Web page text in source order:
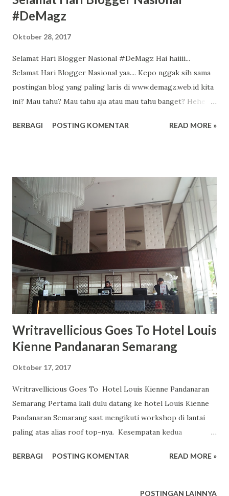
#DeMagz
Oktober 28, 2017
Selamat Hari Blogger Nasional #DeMagz Hai haiiii...
Selamat Hari Blogger Nasional yaa.... Kepo nggak sih sama
postingan blog yang paling laris di www.demagz.web.id kita
ini? Mau tahu? Mau tahu aja atau mau tahu banget? Hehe Ini
dan terbanyak pengunjungnya yaa.
demak.html http://www.demagz.web.id/2017/10/semarak-
hari-santri-di-nusantara.html
http://www.demagz.web.id/2017/10/ide-ide-jenius-dari-
six-words.html
http://www.demagz.web.id/2012/07/berjalan-menembus-
http://www.demagz.web.id/2017/10/sarasehan-
budayawan-nguri-uri-budaya.html So, bisa lihat polanya
dengan lebih jelas nggak sekarang? Kayaknya pembaca
DeMagz cenderung suka yang berbau budaya, kesantrian,
yang jenius-jenius dan yang menembus batas ya. Oke, kita
ulang kesuksesannya dengan mempost...
BERBAGI POSTING KOMENTAR READ MORE »
Writravellicious Goes To Hotel Louis
Kienne Pandanaran Semarang
Oktober 17, 2017
Writravellicious Goes To Hotel Louis Kienne Pandanaran
Semarang Pertama kali dulu datang ke hotel Louis Kienne
Pandanaran Semarang saat mengikuti workshop di lantai
paling atas alias roof top-nya. Kesempatan kedua
beberapa minggu setelahnya. Namun karena bersamaan
aku datang lagi ke hote Louis Kienne Jalan Pandanaran
BERBAGI POSTING KOMENTAR READ MORE »
POSTINGAN LAINNYA